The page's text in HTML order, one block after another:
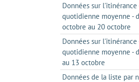
Données sur
quotidienne moyenne -
octobre au 20 octobre
Données sur
quotidienne moyenne -
au 13 octobre
Données de la liste par